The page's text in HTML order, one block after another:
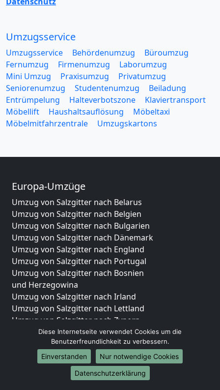
Umzugsservice
Umzugsservice Behördenumzug
Büroumzug
Fernumzug
Firmenumzug
Laborumzug
Mini Umzug
Praxisumzug
Privatumzug
Seniorenumzug
Studentenumzug
Beiladung
Entrümpelung
Halteverbotszone
Klaviertransport
Möbellift
Haushaltsauflösung
Möbeltaxi
Möbelmitfahrzentrale
Umzugskartons
Europa-Umzüge
Umzug von Salzgitter nach Belarus
Umzug von Salzgitter nach Belgien
Umzug von Salzgitter nach Bulgarien
Umzug von Salzgitter nach Dänemark
Umzug von Salzgitter nach England
Umzug von Salzgitter nach Portugal
Umzug von Salzgitter nach Bosnien
und Herzegowina
Umzug von Salzgitter nach Irland
Umzug von Salzgitter nach Lettland
Umzug von Salzgitter nach Zypern
Umzug von Salzgitter nach Kroatien
Umzug von Salzgitter nach Estland
Umzug von Salzgitter nach Finnland
Umzug von Salzgitter nach Frankreich
Umzug von Salzgitter nach Griechenland
Diese Internetseite verwendet Cookies um die
Benutzerfreundlichkeit zu verbessern.
Einverstanden
Nur notwendige Cookies
Datenschutzerklärung